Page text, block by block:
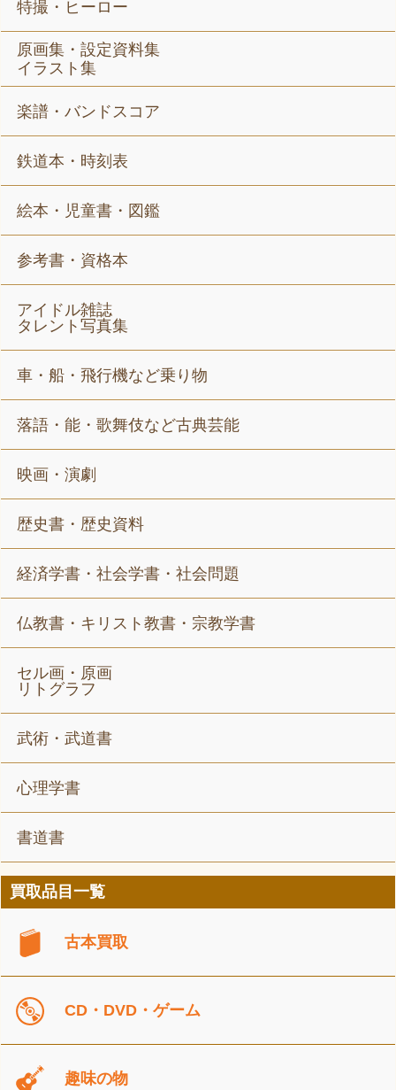
特撮・ヒーロー
原画集・設定資料集
イラスト集
楽譜・バンドスコア
鉄道本・時刻表
絵本・児童書・図鑑
参考書・資格本
アイドル雑誌
タレント写真集
車・船・飛行機など乗り物
落語・能・歌舞伎など古典芸能
映画・演劇
歴史書・歴史資料
経済学書・社会学書・社会問題
仏教書・キリスト教書・宗教学書
セル画・原画
リトグラフ
武術・武道書
心理学書
書道書
買取品目一覧
古本買取
CD・DVD・ゲーム
趣味の物